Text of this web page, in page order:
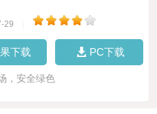
29
下载 PC下载
，安全绿色